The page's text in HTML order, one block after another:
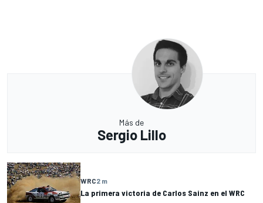
Más de
Sergio Lillo
WRC2 m
La primera victoria de Carlos Sainz en el WRC